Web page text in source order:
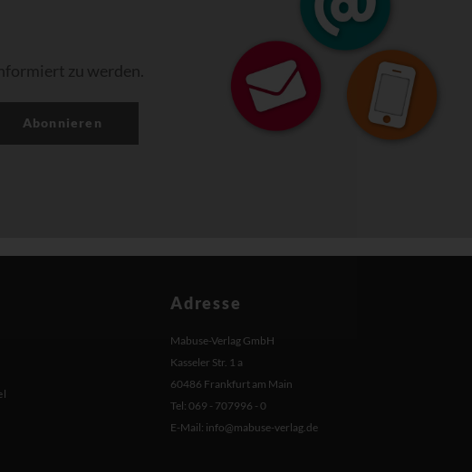
zu werden.
Abonnieren
Adresse
Mabuse-Verlag GmbH
Kasseler Str. 1 a
60486 Frankfurt am Main
Tel: 069 - 707996 - 0
E-Mail: info@mabuse-verlag.de